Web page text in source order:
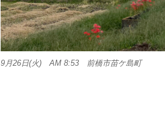
9月26日(火) AM 8:53 前橋市苗ケ島町